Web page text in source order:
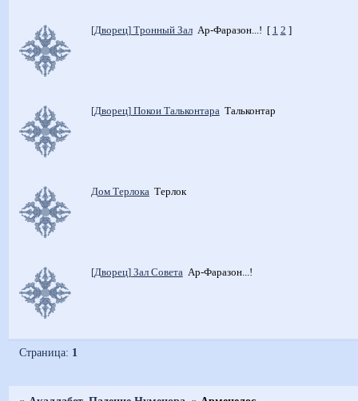
[Дворец] Тронный Зал Ар-Фаразон...! [ 1 2 ]
[Дворец] Покои Тальконтара Тальконтар
Дом Терлока Терлок
[Дворец] Зал Совета Ар-Фаразон...!
Страница: 1